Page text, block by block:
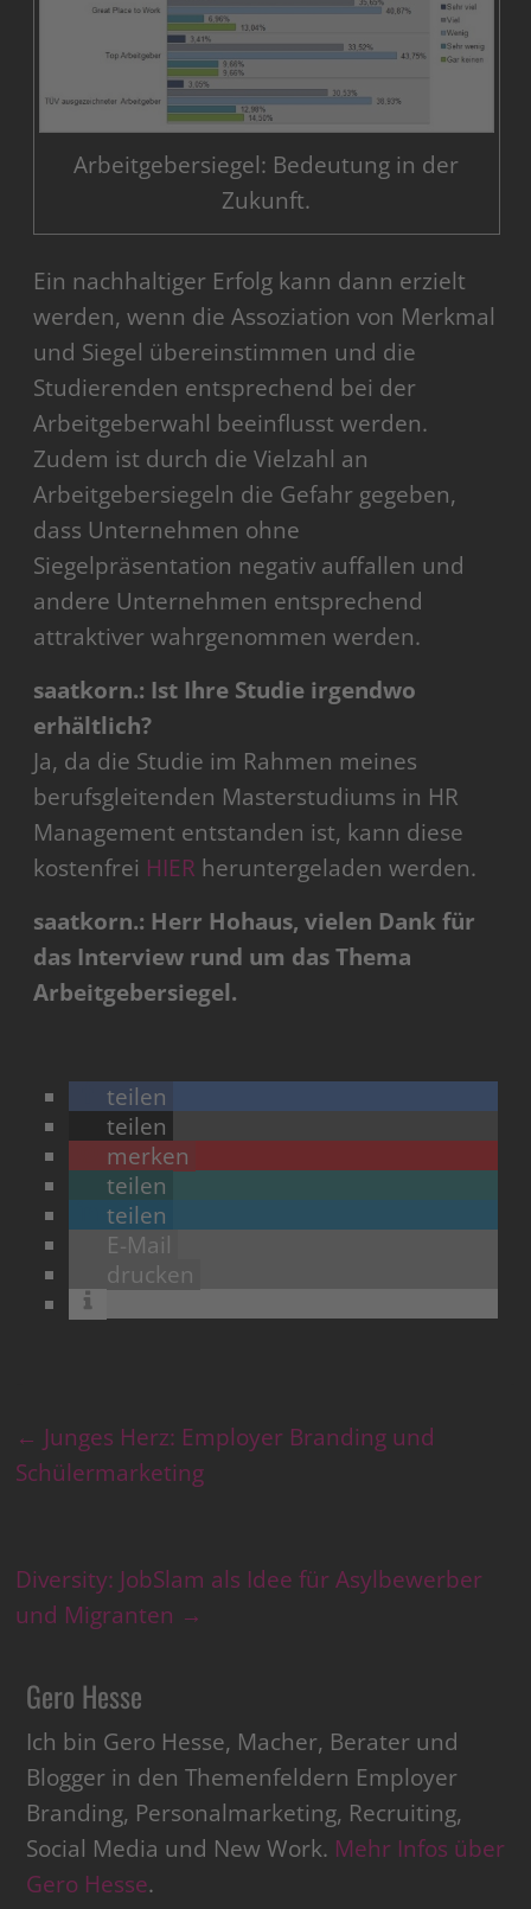
Arbeitgebersiegel: Bedeutung in der
Zukunft.
Ein nachhaltiger Erfolg kann dann erzielt
werden, wenn die Assoziation von Merkmal
und Siegel übereinstimmen und die
Studierenden entsprechend bei der
Arbeitgeberwahl beeinflusst werden.
Zudem ist durch die Vielzahl an
Arbeitgebersiegeln die Gefahr gegeben,
dass Unternehmen ohne
Siegelpräsentation negativ auffallen und
andere Unternehmen entsprechend
attraktiver wahrgenommen werden.
saatkorn.: Ist Ihre Studie irgendwo
erhältlich?
Ja, da die Studie im Rahmen meines
berufsgleitenden Masterstudiums in HR
Management entstanden ist, kann diese
kostenfrei HIER heruntergeladen werden.
saatkorn.: Herr Hohaus, vielen Dank für
das Interview rund um das Thema
Arbeitgebersiegel.
teilen
teilen
merken
teilen
teilen
E-Mail
drucken
← Junges Herz: Employer Branding und
Schülermarketing
Diversity: JobSlam als Idee für Asylbewerber
und Migranten →
Gero Hesse
Ich bin Gero Hesse, Macher, Berater und
Blogger in den Themenfeldern Employer
Branding, Personalmarketing, Recruiting,
Social Media und New Work. Mehr Infos über
Gero Hesse.